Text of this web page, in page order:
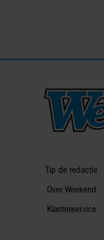
Tip de redactie
Over Weekend
Klantenservice